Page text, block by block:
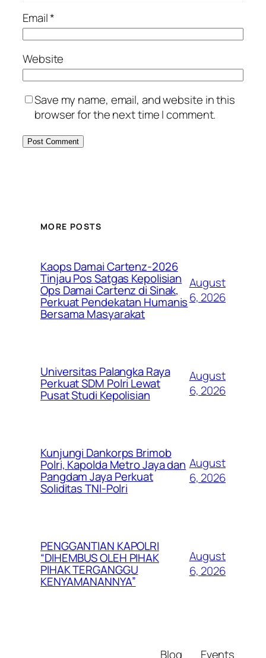
Email*
Website
Save my name, email, and website in this
browser for the next time I comment.
MORE POSTS
Kaops Damai Cartenz-2026
Tinjau Pos Satgas Kepolisian
Ops Damai Cartenz di Sinak,
Perkuat Pendekatan Humanis
Bersama Masyarakat
August
6, 2026
Universitas Palangka Raya
Perkuat SDM Polri Lewat
Pusat Studi Kepolisian
August
6, 2026
Kunjungi Dankorps Brimob
Polri, Kapolda Metro Jaya dan
Pangdam Jaya Perkuat
Soliditas TNI-Polri
August
6, 2026
PENGGANTIAN KAPOLRI
“DIHEMBUS OLEH PIHAK
PIHAK TERGANGGU
KENYAMANANNYA”
August
6, 2026
Blog Events